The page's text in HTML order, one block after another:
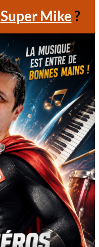
Super Mike?